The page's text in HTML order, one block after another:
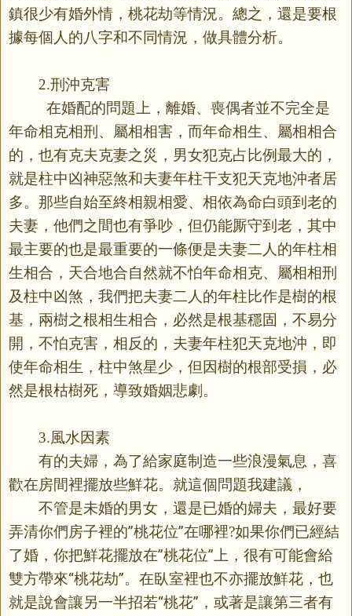
鎮很少有婚外情，桃花劫等情況。總之，還是要根
據每個人的八字和不同情況，做具體分析。
2.刑沖克害
在婚配的問題上，離婚、喪偶者並不完全是
年命相克相刑、屬相相害，而年命相生、屬相相合
的，也有克夫克妻之災，男女犯克占比例最大的，
就是柱中凶神惡煞和夫妻年柱干支犯天克地沖者居
多。那些自始至終相親相愛、相依為命白頭到老的
夫妻，他們之間也有爭吵，但仍能厮守到老，其中
最主要的也是最重要的一條便是夫妻二人的年柱相
生相合，天合地合自然就不怕年命相克、屬相相刑
及柱中凶煞，我們把夫妻二人的年柱比作是樹的根
基，兩樹之根相生相合，必然是根基穩固，不易分
開，不怕克害，相反的，夫妻年柱犯天克地沖，即
使年命相生，柱中煞星少，但因樹的根部受損，必
然是根枯樹死，導致婚姻悲劇。
3.風水因素
有的夫婦，為了給家庭制造一些浪漫氣息，喜
歡在房間裡擺放些鮮花。就這個問題我建議，
不管是未婚的男女，還是已婚的婦夫，最好要
弄清你們房子裡的”桃花位”在哪裡?如果你們已經結
了婚，你把鮮花擺放在”桃花位”上，很有可能會給
雙方帶來“桃花劫”。在臥室裡也不亦擺放鮮花，也
就是說會讓另一半招若“桃花”，或著是讓第三者有